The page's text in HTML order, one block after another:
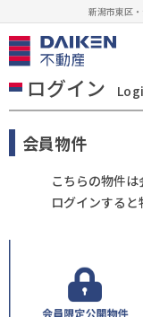
新潟市東区
ログイン
会員物件
こちらの物件は
ログインすると